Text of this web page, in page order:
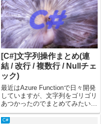
[C#]文字列操作まとめ(連
結 / 改行 / 複数行 / Nullチェ
ック)
最近はAzure Functionで日々開発
していますが、文字列をゴリゴリ
あつかったのでまとめてみたいと
思います！文字列連結他の言語と
同様に「+」で連結できます。var
C#